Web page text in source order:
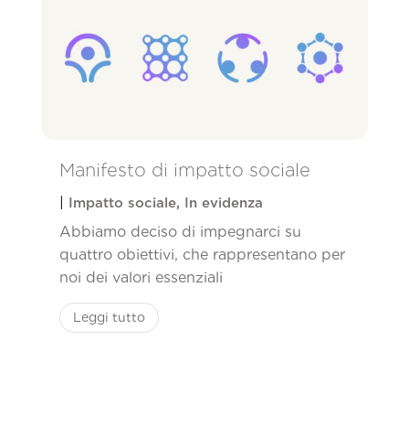
Manifesto di impatto sociale
| Impatto sociale, In evidenza
Abbiamo deciso di impegnarci su
quattro obiettivi, che rappresentano per
noi dei valori essenziali
Leggi tutto